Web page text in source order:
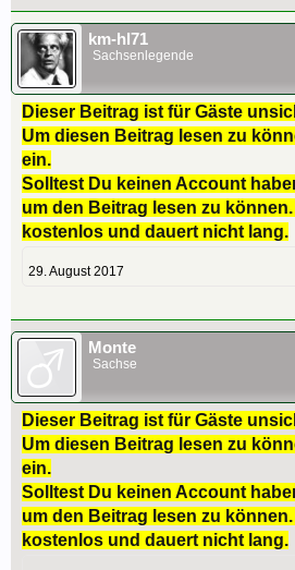
km-hl71
Sachsenlegende
Dieser Beitrag ist für Gäste
Um diesen Beitrag lesen zu
ein.
Solltest Du keinen Account
um den Beitrag lesen zu
kostenlos und dauert nicht lang.
29. August 2017
Monte
Sachse
Dieser Beitrag ist für Gäste
Um diesen Beitrag lesen zu
ein.
Solltest Du keinen Account
um den Beitrag lesen zu
kostenlos und dauert nicht lang.